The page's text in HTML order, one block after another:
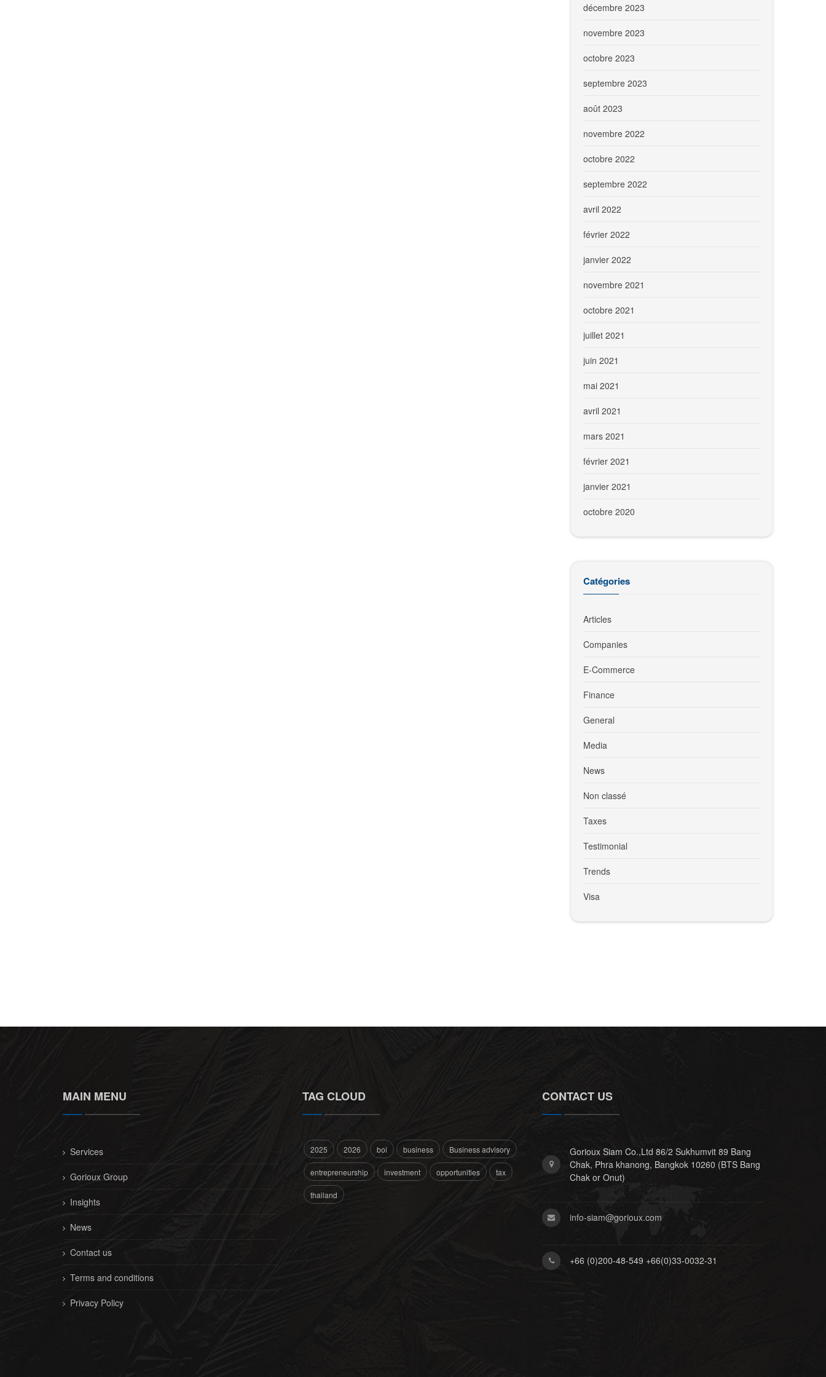
décembre 2023
novembre 2023
octobre 2023
septembre 2023
août 2023
novembre 2022
octobre 2022
septembre 2022
avril 2022
février 2022
janvier 2022
novembre 2021
octobre 2021
juillet 2021
juin 2021
mai 2021
avril 2021
mars 2021
février 2021
janvier 2021
octobre 2020
Catégories
Articles
Companies
E-Commerce
Finance
General
Media
News
Non classé
Taxes
Testimonial
Trends
Visa
MAIN MENU
Services
Gorioux Group
Insights
News
Contact us
Terms and conditions
Privacy Policy
TAG CLOUD
2025 2026 boi business Business advisory
entrepreneurship investment opportunities tax
thailand
CONTACT US
Gorioux Siam Co.,Ltd 86/2 Sukhumvit 89 Bang
Chak, Phra khanong, Bangkok 10260 (BTS Bang
Chak or Onut)
info-siam@gorioux.com
+66 (0)200-48-549 +66(0)33-0032-31